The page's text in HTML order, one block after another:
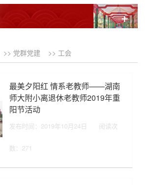
+
>> 党群党建 >> 工会
最美夕阳红 情系老教师——湖南
师大附小离退休老教师2019年重
阳节活动
发布时间：2019年10月24日 阅读次
数： 271